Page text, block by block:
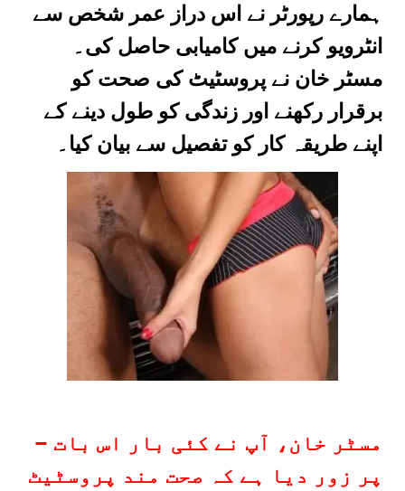
ہمارے رپورٹر نے اس دراز عمر شخص سے
انٹرویو کرنے میں کامیابی حاصل کی۔
مسٹر خان نے پروسٹیٹ کی صحت کو
برقرار رکھنے اور زندگی کو طول دینے کے
اپنے طریقہ کار کو تفصیل سے بیان کیا۔
– مسٹر خان، آپ نے کئی بار اس بات
پر زور دیا ہے کہ صحت مند پروسٹیٹ